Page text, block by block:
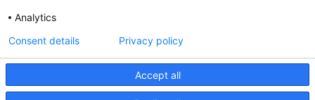
CGTCatalunya
cgtcatalunya
Analytics
Accept all
Consent details Privacy policy